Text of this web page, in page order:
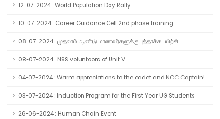
12-07-2024 : World Population Day Rally
10-07-2024 : Career Guidance Cell 2nd phase training
08-07-2024 : முதலாம் ஆண்டு மாணவர்களுக்கு புத்தாக்க பயிற்சி
08-07-2024 : NSS volunteers of Unit V
04-07-2024 : Warm appreciations to the cadet and NCC Captain!
03-07-2024 : Induction Program for the First Year UG Students
26-06-2024 : Human Chain Event